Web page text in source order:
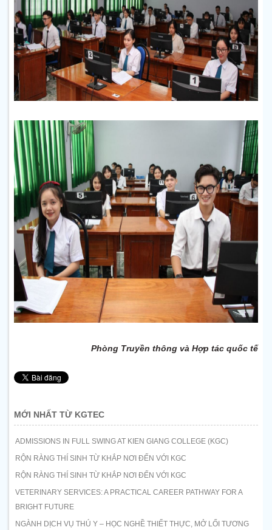
Phòng Truyền thông và Hợp tác quốc tế
MỚI NHẤT TỪ KGTEC
ADMISSIONS IN FULL SWING AT KIEN GIANG COLLEGE (KGC)
RỘN RÀNG THÍ SINH TỪ KHẮP NƠI ĐẾN VỚI KGC
RỘN RÀNG THÍ SINH TỪ KHẮP NƠI ĐẾN VỚI KGC
VETERINARY SERVICES: A PRACTICAL CAREER PATHWAY FOR A
BRIGHT FUTURE
NGÀNH DỊCH VỤ THÚ Y – HỌC NGHỀ THIẾT THỰC, MỞ LỐI TƯƠNG